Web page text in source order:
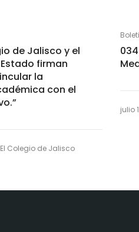
de Jalisco y el
firman
la
con el
El Colegio de Jalisco
julio